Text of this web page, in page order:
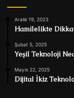
Aralık 19, 2023
Hamilelikte
Şubat 5, 2025
Yeşil Teknoloji
Mayıs 22, 2025
Dijital İkiz